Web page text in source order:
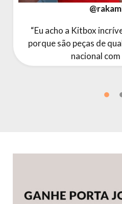
“Eu acho a Kitbox
porque são peças de
nacional